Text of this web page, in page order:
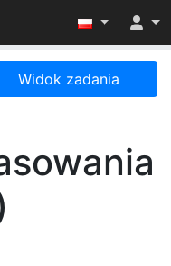
menu
Widok zadania